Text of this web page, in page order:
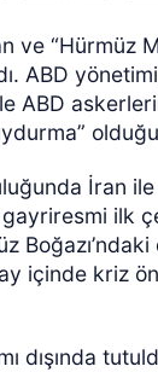
ve “Hürmüz
ABD
ABD
İran ile
ilk
içinde kriz
dışında